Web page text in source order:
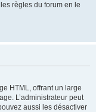
règles du forum en le
HTML, offrant un large
L’administrateur peut
aussi les désactiver